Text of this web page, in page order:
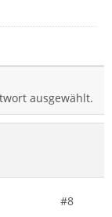
ausgewählt.
#8